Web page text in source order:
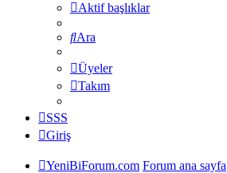
Aktif başlıklar
Ara
Üyeler
Takım
SSS
Giriş
YeniBiForum.com Forum ana sayfa